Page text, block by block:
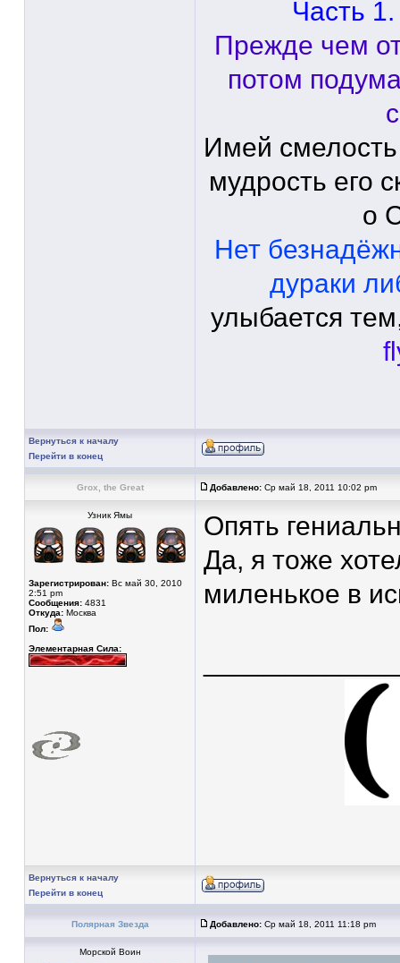
Часть
Прежде чем
потом
Имей
мудрость его
о
Нет
дураки
улыбается
Вернуться к началу
Перейти в конец
Grox, the Great Добавлено: Ср май 18, 2011 10:02 pm
Узник Ямы
Зарегистрирован: Вс май 30, 2010
2:51 pm
Сообщения: 4831
Откуда: Москва
Пол:
Элементарная Сила:
Опять
Да, я тоже
миленькое в
Вернуться к началу
Перейти в конец
Полярная Звезда Добавлено: Ср май 18, 2011 11:18 pm
Морской Воин